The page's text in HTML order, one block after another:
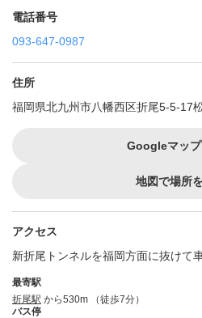
電話番号
093-647-0987
住所
福岡県北九州市八幡西区折尾5-5-17
Googleマッ
地図で場所
アクセス
新折尾トンネルを福岡方面に抜けて
最寄駅
折尾駅 から530m （徒歩7分）
バス停